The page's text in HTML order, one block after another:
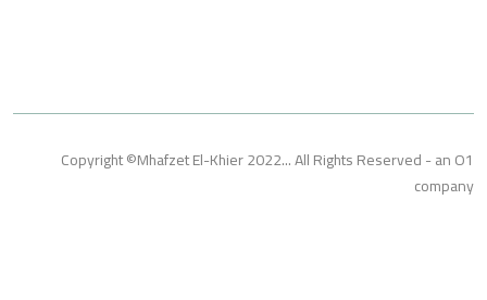
Copyright ©Mhafzet El-Khier 2022... All Rights Reserved